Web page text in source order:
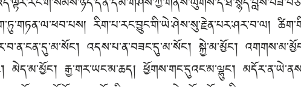
རིག་པ་རང་བྱུང་གི་ཡེ་ཤེས་སུ་རྗེན་པར་ཤར་བ་ལ།
འདས་པ་ན་བཟང་དུ་མ་སོང་། སྐྱེ་མ་མྱོང་།
མེད་མ་མྱོང་། རྒྱ་གར་ཡང་མ་ཆད། ཕྱོགས་གང་དུའང་མ་ལྷུང་།